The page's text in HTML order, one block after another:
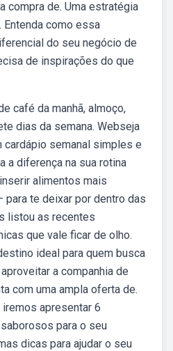
compra de. Uma estratégia
como essa
do seu negócio de
de inspirações do que
café da manhã, almoço,
dias da semana. Webseja
cardápio semanal simples e
a diferença na sua rotina
alimentos mais
te deixar por dentro das
listou as recentes
que vale ficar de olho.
ideal para quem busca
a companhia de
com uma ampla oferta de.
apresentar 6
para o seu
dicas para ajudar o seu